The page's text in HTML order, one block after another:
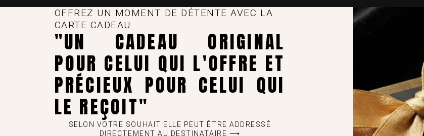
OFFREZ UN MOMENT DE DÉTENTE AVEC LA
CARTE CADEAU
"UN CADEAU ORIGINAL
POUR CELUI QUI L'OFFRE ET
PRÉCIEUX POUR CELUI QUI
LE REÇOIT"
SELON VOTRE SOUHAIT ELLE PEUT ÊTRE ADDRESSÉ
DIRECTEMENT AU DESTINATAIRE ⟶